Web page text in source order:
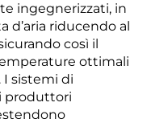
ingegnerizzati, in
d’aria riducendo al
così il
ottimali
I sistemi di
produttori